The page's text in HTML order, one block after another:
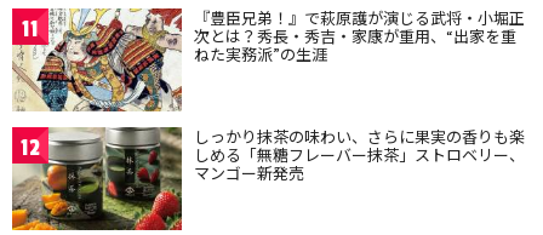
11 『豊臣兄弟！』で萩原護が演じる武将・小堀正
次とは？秀長・秀吉・家康が重用、“出家を重
ねた実務派”の生涯
12 しっかり抹茶の味わい、さらに果実の香りも楽
しめる「無糖フレーバー抹茶」ストロベリー、
マンゴー新発売